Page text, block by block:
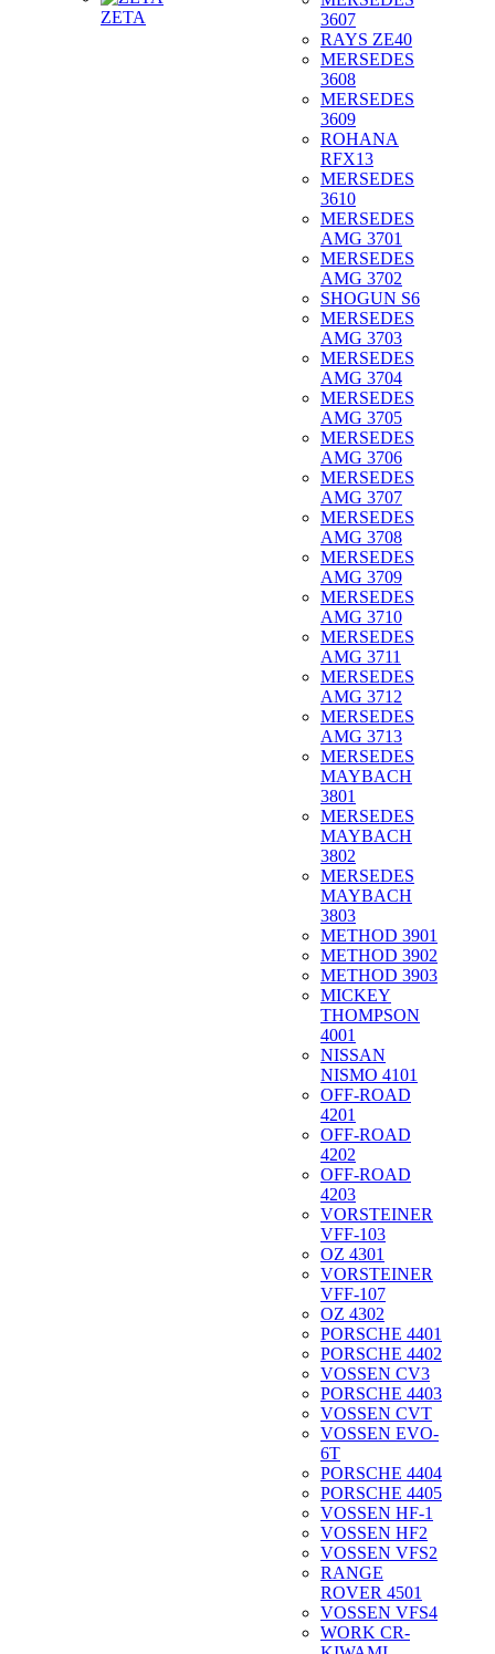
ZETA
3607
RAYS ZE40
MERSEDES
3608
MERSEDES
3609
ROHANA
RFX13
MERSEDES
3610
MERSEDES
AMG 3701
MERSEDES
AMG 3702
SHOGUN S6
MERSEDES
AMG 3703
MERSEDES
AMG 3704
MERSEDES
AMG 3705
MERSEDES
AMG 3706
MERSEDES
AMG 3707
MERSEDES
AMG 3708
MERSEDES
AMG 3709
MERSEDES
AMG 3710
MERSEDES
AMG 3711
MERSEDES
AMG 3712
MERSEDES
AMG 3713
MERSEDES
MAYBACH
3801
MERSEDES
MAYBACH
3802
MERSEDES
MAYBACH
3803
METHOD 3901
METHOD 3902
METHOD 3903
MICKEY
THOMPSON
4001
NISSAN
NISMO 4101
OFF-ROAD
4201
OFF-ROAD
4202
OFF-ROAD
4203
VORSTEINER
VFF-103
OZ 4301
VORSTEINER
VFF-107
OZ 4302
PORSCHE 4401
PORSCHE 4402
VOSSEN CV3
PORSCHE 4403
VOSSEN CVT
VOSSEN EVO-
6T
PORSCHE 4404
PORSCHE 4405
VOSSEN HF-1
VOSSEN HF2
VOSSEN VFS2
RANGE
ROVER 4501
VOSSEN VFS4
WORK CR-